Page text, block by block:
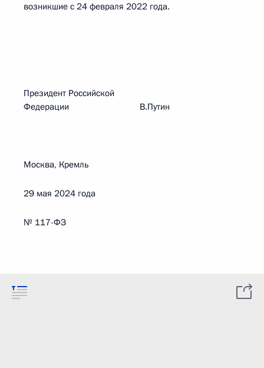
возникшие с 24 февраля 2022 года.
Президент Российской
Федерации В.Путин
Москва, Кремль
29 мая 2024 года
№ 117-ФЗ